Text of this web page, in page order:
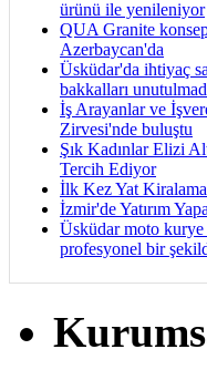
ürünü ile yenileniyor
QUA Granite
Azerbaycan'da
Üsküdar'da ihtiyaç
bakkalları
İş Arayanlar ve
Zirvesi'nde buluştu
Şık Kadınlar Elizi
Tercih Ediyor
İlk Kez Yat
İzmir'de Yatırım
Üsküdar moto kurye
profesyonel bir